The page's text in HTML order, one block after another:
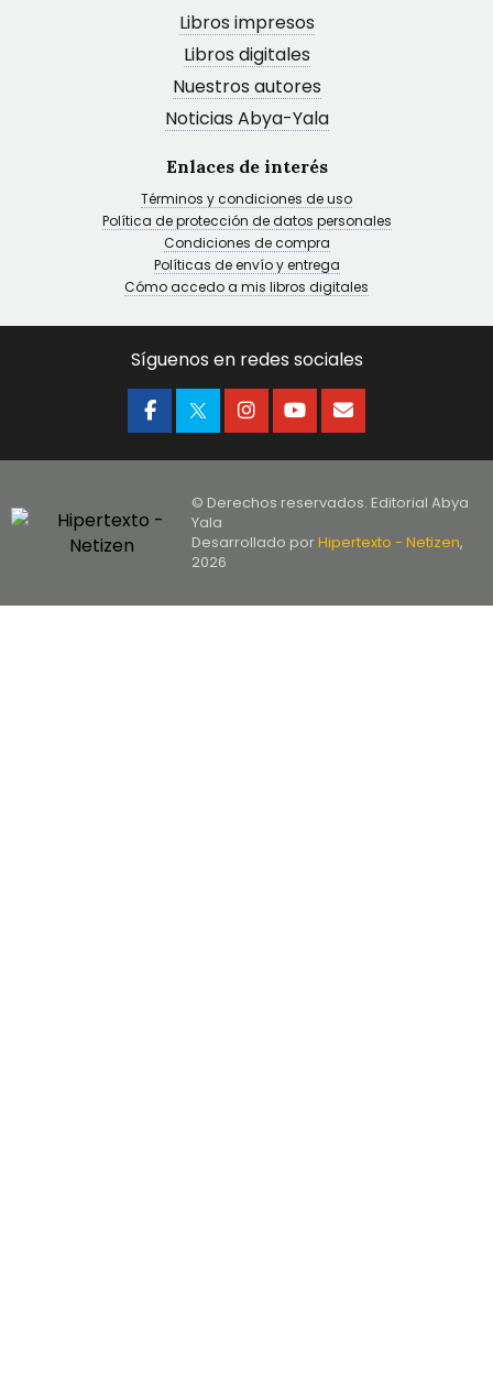
Libros impresos
Libros digitales
Nuestros autores
Noticias Abya-Yala
Enlaces de interés
Términos y condiciones de uso
Política de protección de datos personales
Condiciones de compra
Políticas de envío y entrega
Cómo accedo a mis libros digitales
Síguenos en redes sociales
© Derechos reservados. Editorial Abya
Yala
Desarrollado porHipertexto - Netizen,
2026